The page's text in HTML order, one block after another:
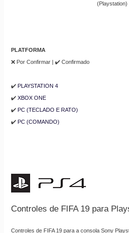
(Playstation)
PLATFORMA
❌ Por Confirmar | ✔️ Confirmado
✔️ PLAYSTATION 4
✔️ XBOX ONE
✔️ PC (TECLADO E RATO)
✔️ PC (COMANDO)
Controles de FIFA 19 para
Controles de FIFA 19 para a consola Sony